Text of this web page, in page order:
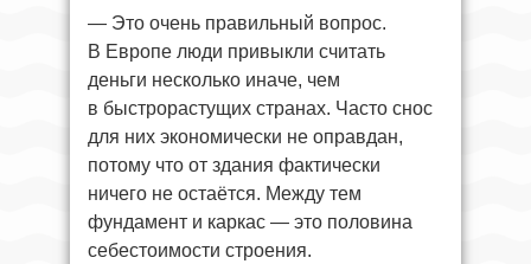
— Это очень правильный вопрос.
В Европе люди привыкли считать
деньги несколько иначе, чем
в быстрорастущих странах. Часто снос
для них экономически не оправдан,
потому что от здания фактически
ничего не остаётся. Между тем
фундамент и каркас — это половина
себестоимости строения.